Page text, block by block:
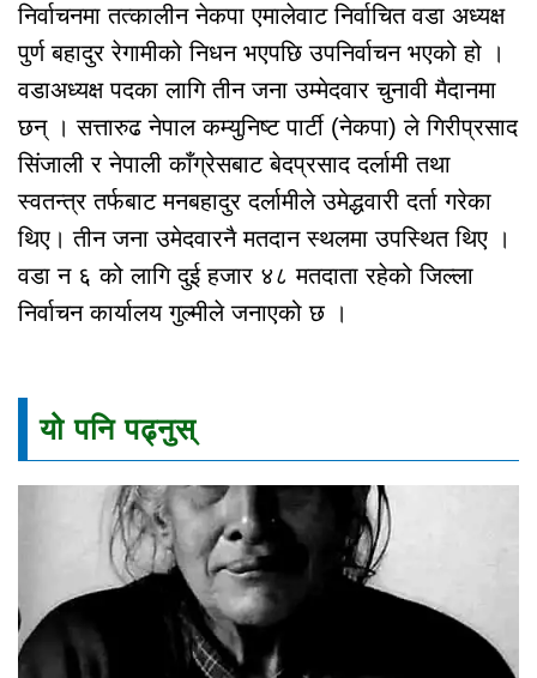
निर्वाचनमा तत्कालीन नेकपा एमालेवाट निर्वाचित वडा अध्यक्ष
पुर्ण बहादुर रेगामीको निधन भएपछि उपनिर्वाचन भएको हो ।
वडाअध्यक्ष पदका लागि तीन जना उम्मेदवार चुनावी मैदानमा
छन् । सत्तारुढ नेपाल कम्युनिष्ट पार्टी (नेकपा) ले गिरीप्रसाद
सिंजाली र नेपाली काँग्रेसबाट बेदप्रसाद दर्लामी तथा
स्वतन्त्र तर्फबाट मनबहादुर दर्लामीले उमेद्धवारी दर्ता गरेका
थिए। तीन जना उमेदवारनै मतदान स्थलमा उपस्थित थिए ।
वडा न ६ को लागि दुई हजार ४८ मतदाता रहेको जिल्ला
निर्वाचन कार्यालय गुल्मीले जनाएको छ ।
यो पनि पढ्नुस्